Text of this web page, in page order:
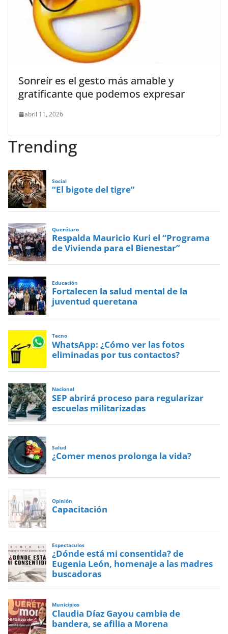
Sonreír es el gesto más amable y
gratificante que podemos expresar
abril 11, 2026
Trending
Social
“El bigote del tigre”
Querétaro
Respalda Mauricio Kuri el “Programa
de Vivienda para el Bienestar”
Educación
Fortalecen la salud mental de la
juventud queretana
Tecno
WhatsApp: ¿Cómo ver las fotos
eliminadas por tus contactos?
Nacional
SEP abrirá proceso para regularizar
escuelas militarizadas
Salud
¿Comer menos prolonga la vida?
Opinión
Capacitación
Espectaculos
¿Dónde está mi consentida? de
Eugenia León, homenaje a las madres
buscadoras
Municipios
Claudia Díaz Gayou cambia de
bandera, se afilia a Morena